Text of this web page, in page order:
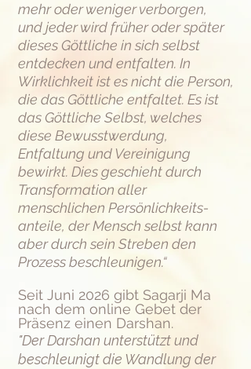
mehr oder weniger verborgen,
und jeder wird früher oder später
dieses Göttliche in sich selbst
entdecken und entfalten. In
Wirklichkeit ist es nicht die Person,
die das Göttliche entfaltet. Es ist
das Göttliche Selbst, welches
diese Bewusstwerdung,
Entfaltung und Vereinigung
bewirkt. Dies geschieht durch
Transformation aller
menschlichen Persönlichkeits-
anteile, der Mensch selbst kann
aber durch sein Streben den
Prozess beschleunigen.“
Seit Juni 2026 gibt Sagarji Ma
nach dem online Gebet der
Präsenz einen Darshan.
"Der Darshan unterstützt und
beschleunigt die Wandlung der